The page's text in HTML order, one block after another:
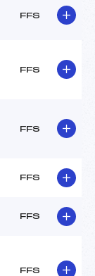
FFS
FFS
FFS
FFS
FFS
FFS